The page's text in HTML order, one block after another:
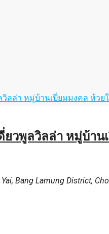
ยวพูลวิลล่า หมู่บ้า
Bang Lamung District,